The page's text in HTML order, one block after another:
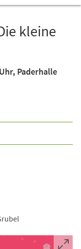
kleine
Paderhalle